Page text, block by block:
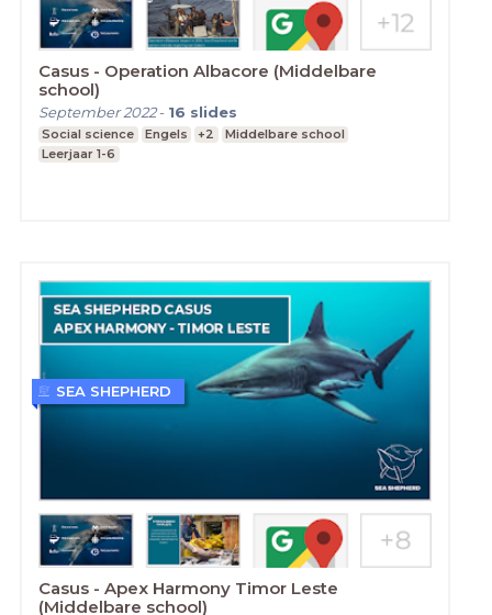
Casus - Operation Albacore (Middelbare
school)
September 2022- 16 slides
Social science Engels +2
Middelbare school
Leerjaar 1-6
Casus - Apex Harmony Timor Leste
(Middelbare school)
SEA SHEPHERD